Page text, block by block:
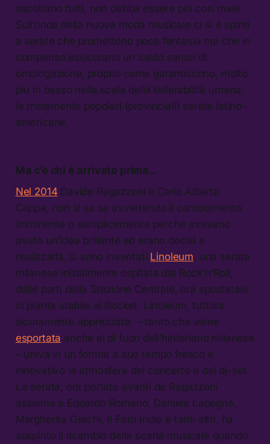
ascoltano tutti, non debba essere poi così male.
Sull’onda della nuova moda musicale ci si è spinti
a serate che promettono poca fantasia ma che in
compenso assicurano un caldo senso di
omologazione, proprio come garantiscono, molto
più in basso nella scala della tollerabilità umana,
le tristemente popolari (provinciali) serate latino-
americane.
Ma c’è chi è arrivato prima…
Nel 2014 Davide Ragazzoni e Carlo Alberto
Crippa, non si sa se avvertendo il cambiamento
imminente o semplicemente perché avevano
avuto un’idea brillante ed erano decisi a
realizzarla, si sono inventati Linoleum, una serata
milanese inizialmente ospitata dal Rock’n’Roll,
dalle parti della Stazione Centrale, ora spostatasi
in pianta stabile al Rocket. Linoleum, tuttora
sicuramente apprezzata – tanto che viene
esportata anche al di fuori dell’hinterland milanese
– univa in un format a suo tempo fresco e
innovativo le atmosfere del concerto e del dj-set.
La serata, ora portata avanti da Ragazzoni
assieme a Edoardo Romano, Daniela Lapegna,
Margherita Grechi, Il Faro Indie e tanti altri, ha
sospinto il ricambio della scena musicale quando